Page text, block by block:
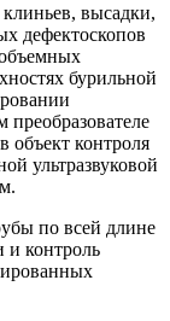
клиньев, высадки,
дефектоскопов
бурильной
преобразователе
контроля
ультразвуковой
по всей длине
и контроль